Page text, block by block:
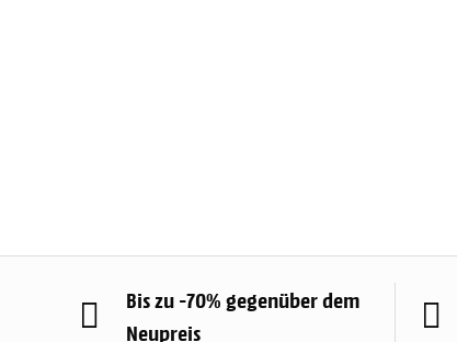
Bis zu -70% gegenüber dem
Neupreis